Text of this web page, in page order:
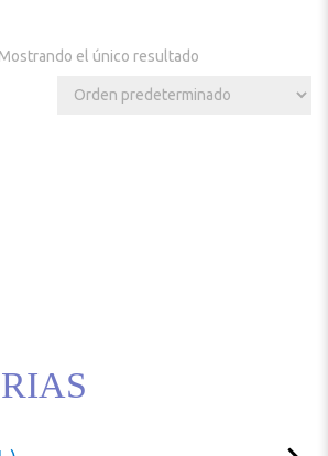
Mostrando el único resultado